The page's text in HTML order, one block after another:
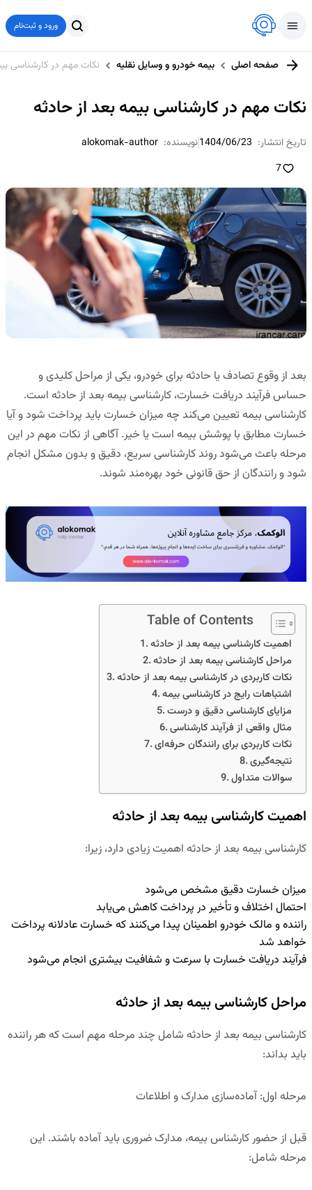
ورود و ثبت‌نام
صفحه اصلی بیمه خودرو و وسایل نقلیه نکات مهم در کارشناسی
نکات مهم در کارشناسی بیمه بعد از حادثه
تاریخ انتشار: 1404/06/23نویسنده: alokomak-author
7
بعد از وقوع تصادف یا حادثه برای خودرو، یکی از مراحل کلیدی و
حساس فرآیند دریافت خسارت، کارشناسی بیمه بعد از حادثه است.
کارشناسی بیمه تعیین می‌کند چه میزان خسارت باید پرداخت شود و آیا
خسارت مطابق با پوشش بیمه است یا خیر. آگاهی از نکات مهم در این
مرحله باعث می‌شود روند کارشناسی سریع، دقیق و بدون مشکل انجام
شود و رانندگان از حق قانونی خود بهره‌مند شوند.
Table of Contents
اهمیت کارشناسی بیمه بعد از حادثه
مراحل کارشناسی بیمه بعد از حادثه
نکات کاربردی در کارشناسی بیمه بعد از حادثه
اشتباهات رایج در کارشناسی بیمه
مزایای کارشناسی دقیق و درست
مثال واقعی از فرآیند کارشناسی
نکات کاربردی برای رانندگان حرفه‌ای
نتیجه‌گیری
سوالات متداول
اهمیت کارشناسی بیمه بعد از حادثه
کارشناسی بیمه بعد از حادثه اهمیت زیادی دارد، زیرا:
میزان خسارت دقیق مشخص می‌شود
احتمال اختلاف و تأخیر در پرداخت کاهش می‌یابد
راننده و مالک خودرو اطمینان پیدا می‌کنند که خسارت عادلانه پرداخت
خواهد شد
فرآیند دریافت خسارت با سرعت و شفافیت بیشتری انجام می‌شود
مراحل کارشناسی بیمه بعد از حادثه
کارشناسی بیمه بعد از حادثه شامل چند مرحله مهم است که هر راننده
باید بداند:
مرحله اول: آماده‌سازی مدارک و اطلاعات
قبل از حضور کارشناس بیمه، مدارک ضروری باید آماده باشند. این
مرحله شامل: